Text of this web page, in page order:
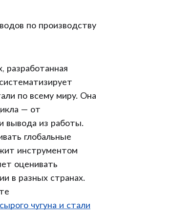
по производству
разработанная
по всему миру. Она
— от
вывода из работы.
глобальные
инструментом
оценивать
в разных странах.
чугуна и стали